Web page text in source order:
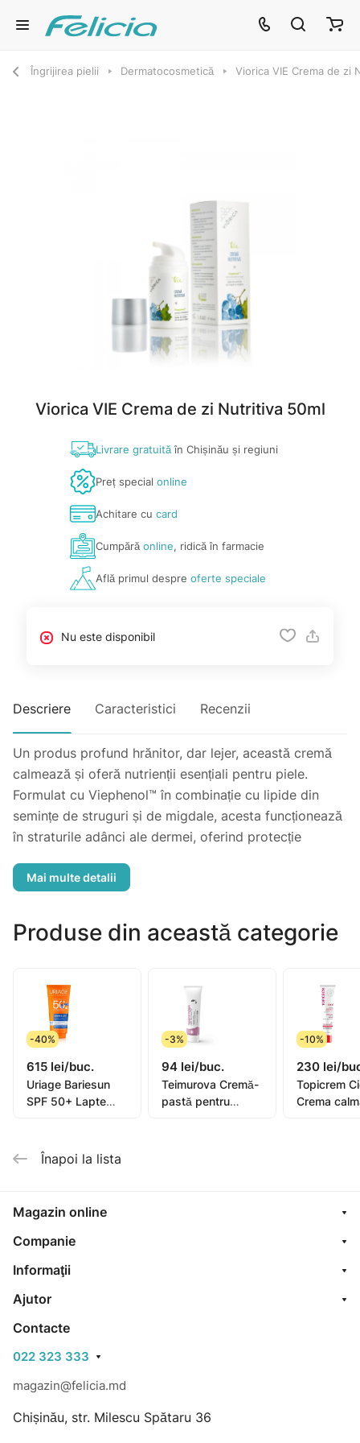
Îngrijirea pielii Dermatocosmetică Viorica VIE Crema de zi
Viorica VIE Crema de zi Nutritiva 50ml
Livrare gratuităîn Chișinău și regiuni
Preț special online
Achitare cu card
Cumpărăonline, ridică în farmacie
Află primul despre oferte speciale
Nu este disponibil
Descriere Caracteristici Recenzii
Un produs profund hrănitor, dar lejer, această cremă
calmează și oferă nutrienții esențiali pentru piele.
Formulat cu Viephenol™ în combinație cu lipide din
semințe de struguri și de migdale, acesta funcționează
în straturile adânci ale dermei, oferind protecție
punct de vedere nutritiv, această cremă hrănitoare
vitalitate
Produse din această categorie
-40%
615 lei/buc.
Uriage Bariesun
SPF 50+ Lapte
-3%
94 lei/buc.
Teimurova Cremă-
pastă pentru
-10%
230 lei/
Topicrem
Crema
Înapoi la lista
Magazin online
Companie
Informaţii
Ajutor
Contacte
022 323 333
magazin@felicia.md
Chișinău, str. Milescu Spătaru 36